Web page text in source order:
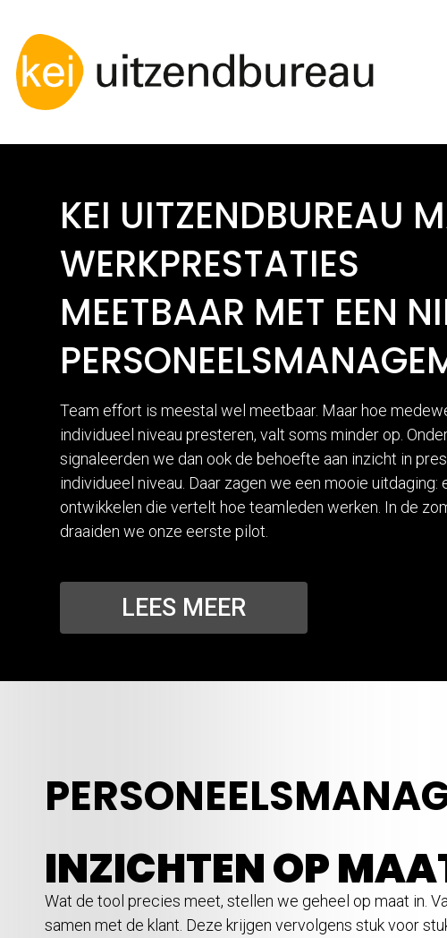
KEI UITZENDBUREAU
WERKPRESTATIES
MEETBAAR MET EEN
Team effort is meestal wel meetbaar. Maar hoe
individueel niveau presteren, valt soms minder op.
signaleerden we dan ook de behoefte aan inzicht in
individueel niveau. Daar zagen we een mooie uitdaging:
ontwikkelen die vertelt hoe teamleden werken. In de
draaiden we onze eerste pilot.
LEES MEER
INZICHTEN OP
Wat de tool precies meet, stellen we geheel op maat in.
samen met de klant. Deze krijgen vervolgens stuk voor